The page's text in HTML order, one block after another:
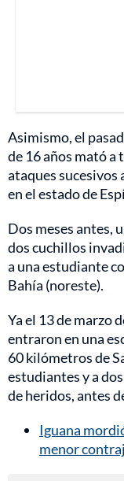
Asimismo, el
de 16 años mató a
ataques sucesivos
en el estado de
Dos meses antes,
dos cuchillos
a una estudiante
Bahía (noreste).
Ya el 13 de marzo
entraron en una
60 kilómetros de
estudiantes y a
de heridos, antes
Iguana
menor